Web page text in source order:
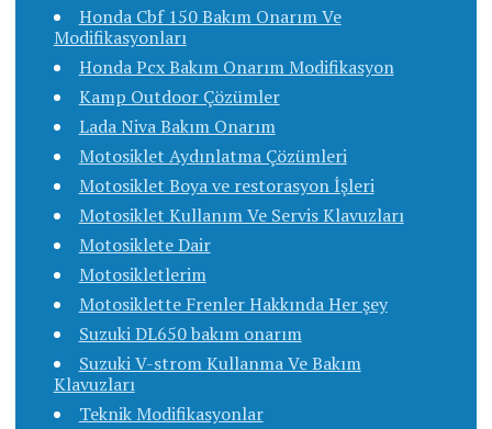
Honda Cbf 150 Bakım Onarım Ve
Modifikasyonları
Honda Pcx Bakım Onarım Modifikasyon
Kamp Outdoor Çözümler
Lada Niva Bakım Onarım
Motosiklet Aydınlatma Çözümleri
Motosiklet Boya ve restorasyon İşleri
Motosiklet Kullanım Ve Servis Klavuzları
Motosiklete Dair
Motosikletlerim
Motosiklette Frenler Hakkında Her şey
Suzuki DL650 bakım onarım
Suzuki V-strom Kullanma Ve Bakım
Klavuzları
Teknik Modifikasyonlar